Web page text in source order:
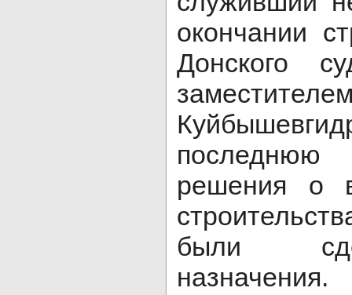
окончании
Донского
последнюю
решения о
были
назначения.